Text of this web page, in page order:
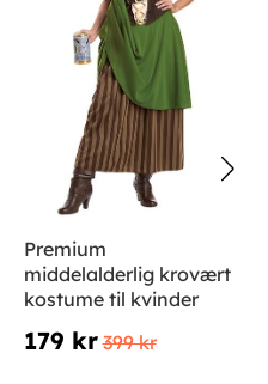
Premium
middelalderlig krovært
kostume til kvinder
179 kr 399 kr